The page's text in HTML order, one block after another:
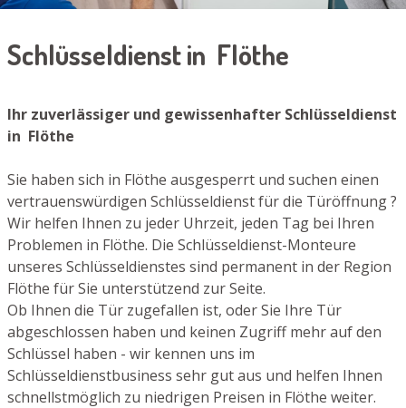
Schlüsseldienst in Flöthe
Ihr zuverlässiger und gewissenhafter Schlüsseldienst
in Flöthe
Sie haben sich in Flöthe ausgesperrt und suchen einen
vertrauenswürdigen Schlüsseldienst für die Türöffnung ?
Wir helfen Ihnen zu jeder Uhrzeit, jeden Tag bei Ihren
Problemen in Flöthe. Die Schlüsseldienst-Monteure
unseres Schlüsseldienstes sind permanent in der Region
Flöthe für Sie unterstützend zur Seite.
Ob Ihnen die Tür zugefallen ist, oder Sie Ihre Tür
abgeschlossen haben und keinen Zugriff mehr auf den
Schlüssel haben - wir kennen uns im
Schlüsseldienstbusiness sehr gut aus und helfen Ihnen
schnellstmöglich zu niedrigen Preisen in Flöthe weiter.